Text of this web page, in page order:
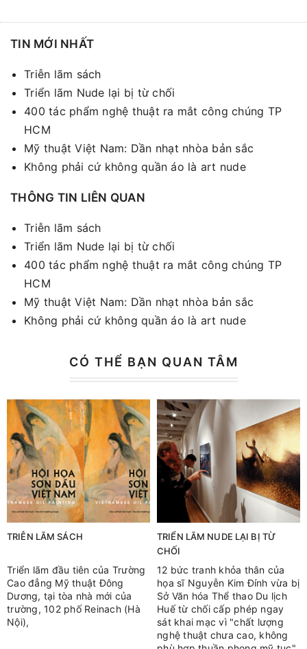
TIN MỚI NHẤT
Triễn lãm sách
Triển lãm Nude lại bị từ chối
400 tác phẩm nghệ thuật ra mắt công chúng TP
HCM
Mỹ thuật Việt Nam: Dần nhạt nhòa bản sắc
Không phải cứ không quần áo là art nude
THÔNG TIN LIÊN QUAN
Triễn lãm sách
Triển lãm Nude lại bị từ chối
400 tác phẩm nghệ thuật ra mắt công chúng TP
HCM
Mỹ thuật Việt Nam: Dần nhạt nhòa bản sắc
Không phải cứ không quần áo là art nude
CÓ THỂ BẠN QUAN TÂM
TRIỄN LÃM SÁCH
Triển lãm đầu tiên của Trường
Cao đẳng Mỹ thuật Đông
Dương, tại tòa nhà mới của
trường, 102 phố Reinach (Hà
Nội),
TRIỂN LÃM NUDE LẠI BỊ TỪ
CHỐI
12 bức tranh khỏa thân của
họa sĩ Nguyễn Kim Đính vừa bị
Sở Văn hóa Thể thao Du lịch
Huế từ chối cấp phép ngay
sát khai mạc vì "chất lượng
nghệ thuật chưa cao, không